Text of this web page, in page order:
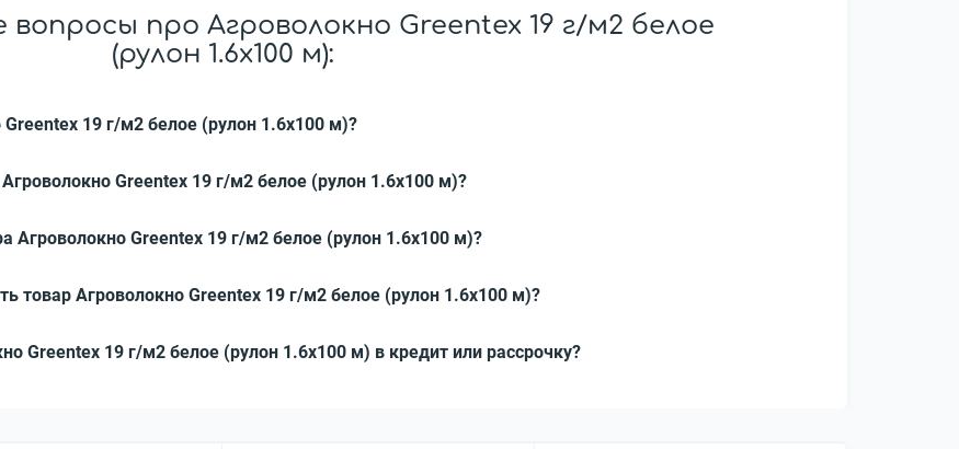
про Агроволокно Greentex 19 г/м2 белое
(рулон 1.6x100 м):
Greentex 19 г/м2 белое (рулон 1.6x100 м)?
Greentex 19 г/м2 белое (рулон 1.6x100 м)?
Агроволокно Greentex 19 г/м2 белое (рулон 1.6x100 м)?
товар Агроволокно Greentex 19 г/м2 белое (рулон 1.6x100 м)?
Greentex 19 г/м2 белое (рулон 1.6x100 м) в кредит или рассрочку?